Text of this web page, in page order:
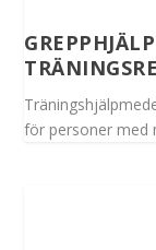
för personer med